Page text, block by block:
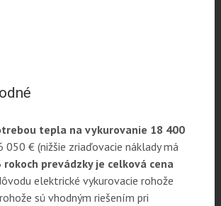
tepla na vykurovanie 18 400
€ (nižšie zriaďovacie náklady má
prevádzky je celková cena
elektrické vykurovacie rohože
sú vhodným riešením pri